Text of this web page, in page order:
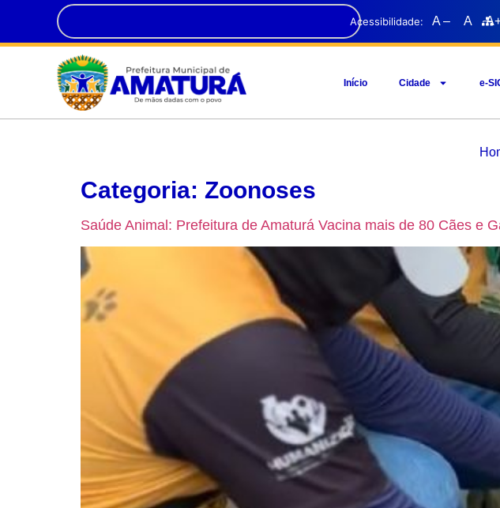
Acessibilidade: A – A
Início Cidade e-
Categoria: Zoonoses
Saúde Animal: Prefeitura de Amaturá Vacina mais de 80 Cães e